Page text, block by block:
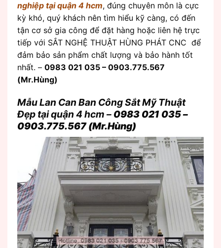
nghiệp tại quận 4 hcm, đúng chuyên môn là cực
kỳ khó, quý khách nên tìm hiểu kỹ càng, có đến
tận cơ sở gia công để đặt hàng hoặc liên hệ trực
tiếp với SẮT NGHỆ THUẬT HÙNG PHÁT CNC để
đảm bảo sản phẩm chất lượng và bảo hành tốt
nhất. – 0983 021 035 – 0903.775.567
(Mr.Hùng)
Mẫu Lan Can Ban CôngSắtMỹThuật
Đẹp tại quận 4 hcm – 0983 021 035 –
0903.775.567 (Mr.Hùng)